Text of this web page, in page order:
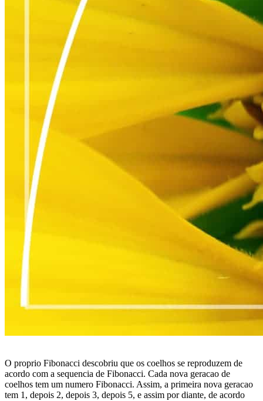
O proprio Fibonacci descobriu que os coelhos se reproduzem de
acordo com a sequencia de Fibonacci. Cada nova geracao de
coelhos tem um numero Fibonacci. Assim, a primeira nova geracao
tem 1, depois 2, depois 3, depois 5, e assim por diante, de acordo